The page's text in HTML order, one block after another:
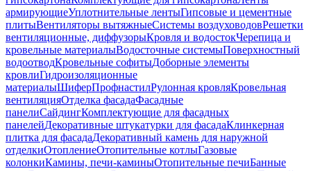
армирующиеУплотнительные лентыГипсовые и цементные
плитыВентиляторы вытяжныеСистемы воздуховодовРешетки
вентиляционные, диффузорыКровля и водостокЧерепица и
кровельные материалыВодосточные системыПоверхностный
водоотводКровельные софитыДоборные элементы
кровлиГидроизоляционные
материалыШиферПрофнастилРулонная кровляКровельная
вентиляцияОтделка фасадаФасадные
панелиСайдингКомплектующие для фасадных
панелейДекоративные штукатурки для фасадаКлинкерная
плитка для фасадаДекоративный камень для наружной
отделкиОтоплениеОтопительные котлыГазовые
колонкиКамины, печи-каминыОтопительные печиБанные